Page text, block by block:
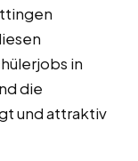
in
die
und attraktiv